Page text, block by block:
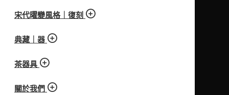
宋代曜變風格｜復刻
典藏｜器
茶器具
關於我們